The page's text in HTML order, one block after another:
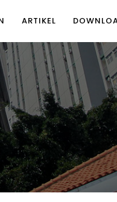
ARTIKEL